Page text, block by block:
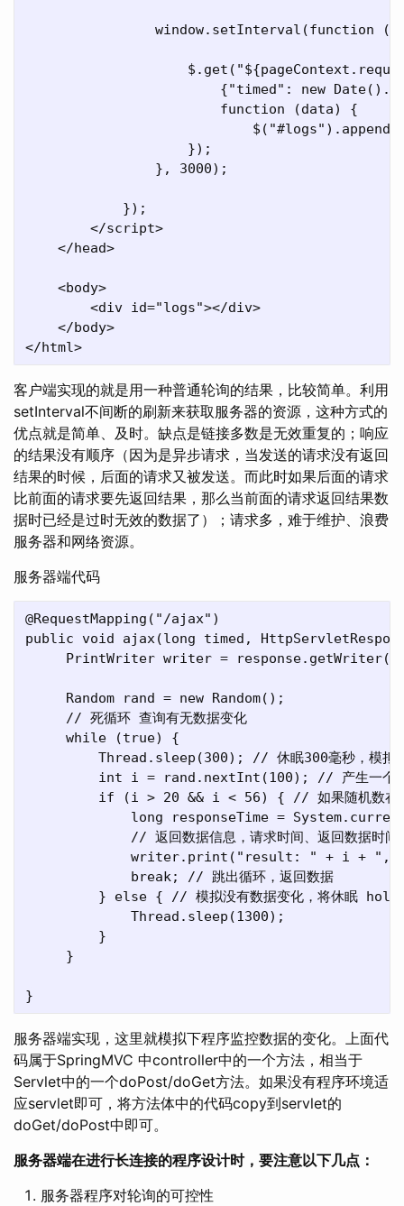
window.setInterval(function ()
{"timed": new
                        function (data) {
                    });
                }, 3000);
            });
        </script>
    </head>
    <body>
        <div id="logs"></div>
    </body>
客户端实现的就是用一种普通轮询的结果，比较简单。利用
setInterval不间断的刷新来获取服务器的资源，这种方式的
优点就是简单、及时。缺点是链接多数是无效重复的；响应
的结果没有顺序（因为是异步请求，当发送的请求没有返回
结果的时候，后面的请求又被发送。而此时如果后面的请求
比前面的请求要先返回结果，那么当前面的请求返回结果数
据时已经是过时无效的数据了）；请求多，难于维护、浪费
服务器和网络资源。
服务器端代码
@RequestMapping("/ajax")
public void ajax(long timed,
PrintWriter writer =
     Random rand = new Random();
     // 死循环 查询有无数据变化
     while (true) {
Thread.sleep(300); // 休眠300毫秒，模拟
int i = rand.nextInt(100); // 产生一个
if (i > 20 && i < 56) { // 如果随机数在
long responseTime =
// 返回数据信息，请求时间、返回数据时间
writer.print("result: " + i + ",
             break; // 跳出循环，返回数据
} else { // 模拟没有数据变化，将休眠 hold
             Thread.sleep(1300);
         }
     }
服务器端实现，这里就模拟下程序监控数据的变化。上面代
码属于SpringMVC 中controller中的一个方法，相当于
Servlet中的一个doPost/doGet方法。如果没有程序环境适
应servlet即可，将方法体中的代码copy到servlet的
doGet/doPost中即可。
服务器端在进行长连接的程序设计时，要注意以下几点：
服务器程序对轮询的可控性